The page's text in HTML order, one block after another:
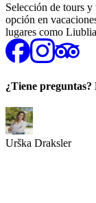
Selección de tours
opción en
lugares como
¿Tiene preguntas?
Urška Draksler